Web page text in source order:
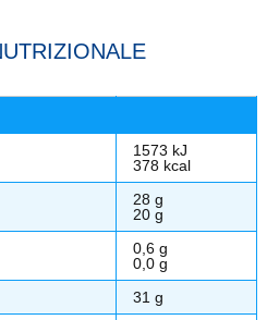
1573 kJ
378 kcal
28 g
20 g
0,6 g
0,0 g
31 g